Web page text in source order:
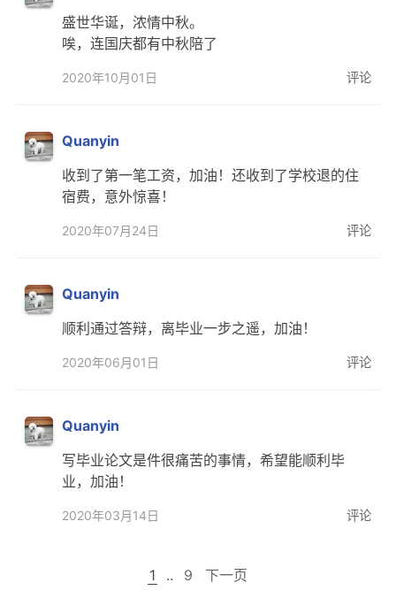
盛世华诞，浓情中秋。
唉，连国庆都有中秋陪了
2020年10月01日 评论
Quanyin
收到了第一笔工资，加油！还收到了学校退的住
宿费，意外惊喜！
2020年07月24日 评论
Quanyin
顺利通过答辩，离毕业一步之遥，加油！
2020年06月01日 评论
Quanyin
写毕业论文是件很痛苦的事情，希望能顺利毕
业，加油！
2020年03月14日 评论
1 .. 9 下一页